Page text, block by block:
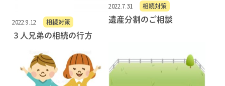
2022.9.12 相続対策
３人兄弟の相続の行方
2022.7.31 相続対策
遺産分割のご相談